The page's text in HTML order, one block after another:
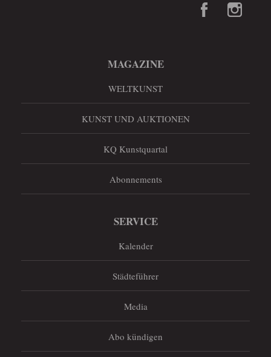
MAGAZINE
WELTKUNST
KUNST UND AUKTIONEN
KQ Kunstquartal
Abonnements
SERVICE
Kalender
Städteführer
Media
Abo kündigen